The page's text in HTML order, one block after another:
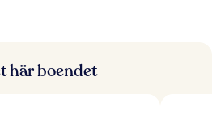
här boendet